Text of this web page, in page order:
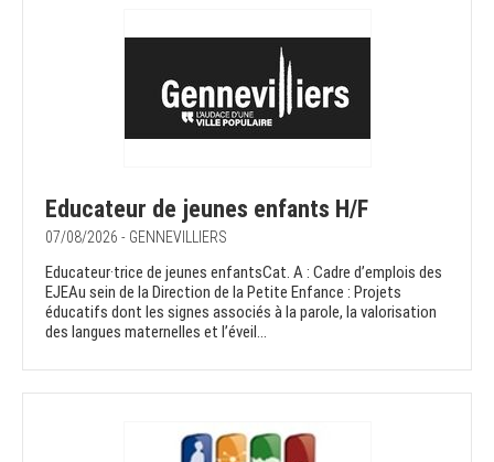
Educateur de jeunes enfants H/F
07/08/2026 - GENNEVILLIERS
Educateur·trice de jeunes enfantsCat. A : Cadre d’emplois des
EJEAu sein de la Direction de la Petite Enfance : Projets
éducatifs dont les signes associés à la parole, la valorisation
des langues maternelles et l’éveil...